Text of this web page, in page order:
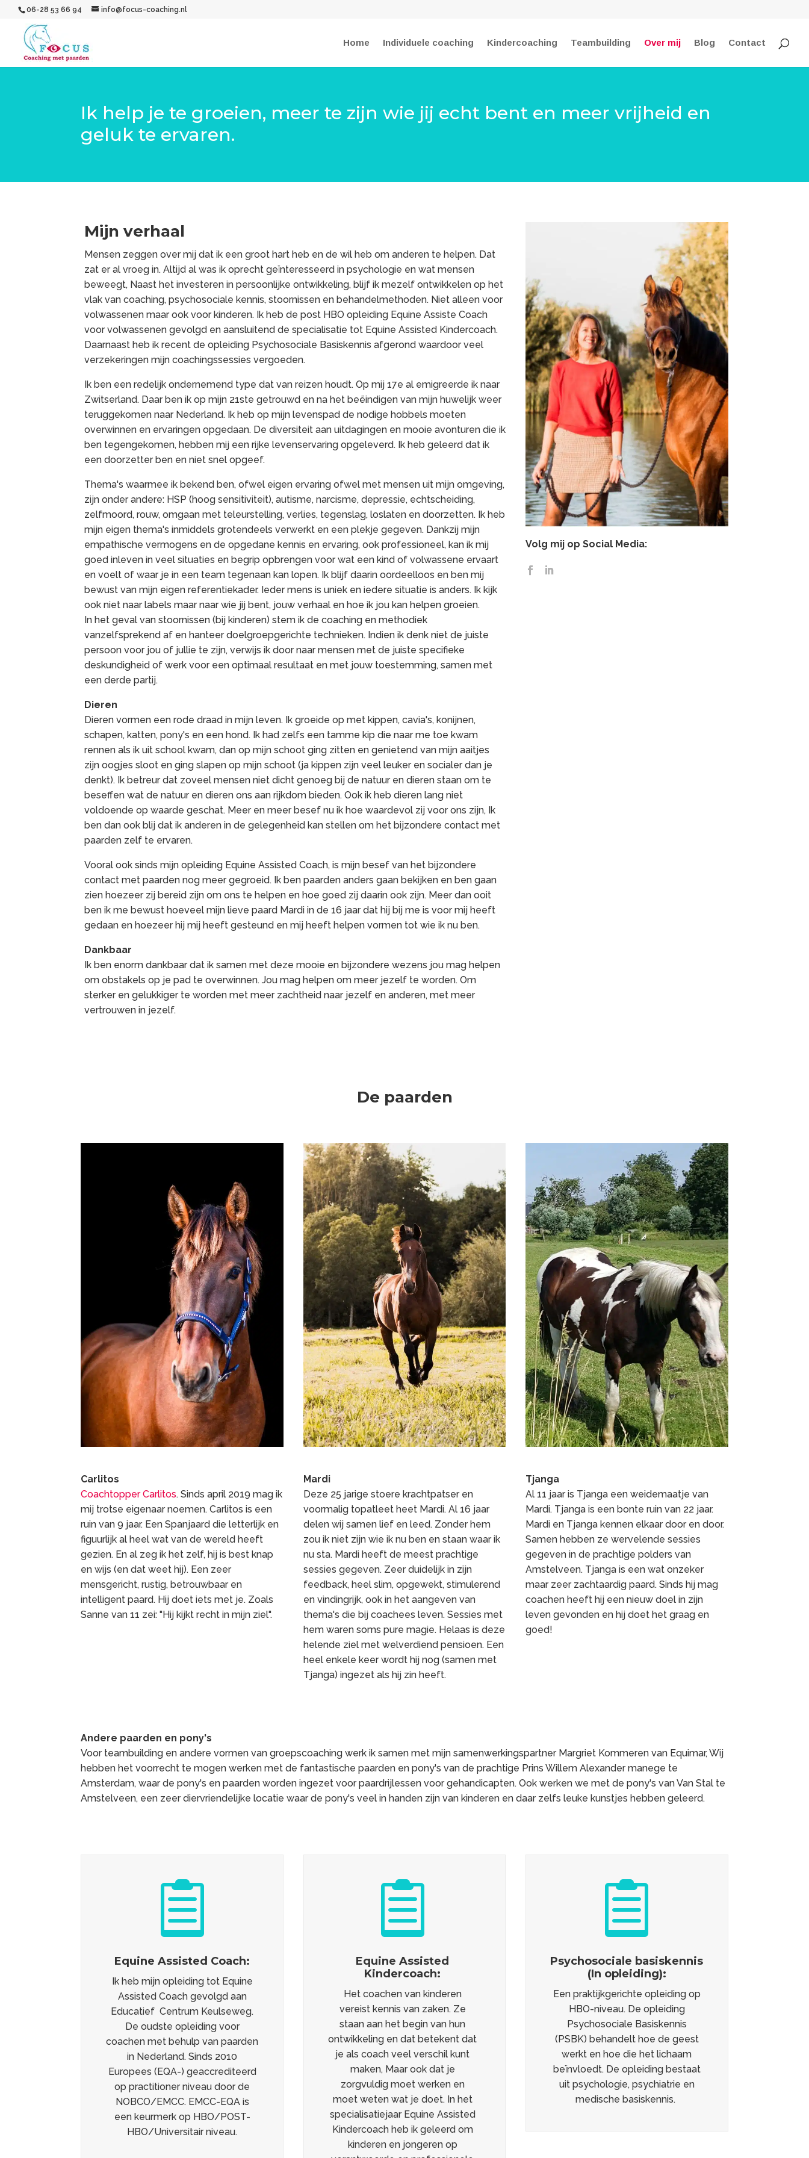
06-28 53 66 94 info@focus-coaching.nl
Home Individuele coaching Kindercoaching Teambuilding Over mij Blog Contact
Ik help je te groeien, meer te zijn wie jij echt bent en meer vrijheid en
geluk te ervaren.
Mijn verhaal
Mensen zeggen over mij dat ik een groot hart heb en de wil heb om anderen te helpen. Dat
zat er al vroeg in.Altijd al was ik oprecht geïnteresseerd in psychologie en wat mensen
beweegt, Naast het investeren in persoonlijke ontwikkeling, blijf ik mezelf ontwikkelen op het
vlak van coaching, psychosociale kennis, stoornissen en behandelmethoden. Niet alleen voor
volwassenen maar ook voor kinderen. Ik heb de post HBO opleiding Equine Assiste Coach
voor volwassenen gevolgd en aansluitend de specialisatie tot Equine Assisted Kindercoach.
Daarnaast heb ik recent de opleiding Psychosociale Basiskennis afgerond waardoor veel
verzekeringen mijn coachingssessies vergoeden.
Ik ben een redelijk ondernemend type dat van reizen houdt. Op mij 17e al emigreerde ik naar
Zwitserland. Daar ben ik op mijn 21ste getrouwd en na het beëindigen van mijn huwelijk weer
teruggekomen naar Nederland. Ik heb op mijn levenspad de nodige hobbels moeten
overwinnen en ervaringen opgedaan. De diversiteit aan uitdagingen en mooie avonturen die ik
ben tegengekomen, hebben mij een rijke levenservaring opgeleverd. Ik heb geleerd dat ik
een doorzetter ben en niet snel opgeef.
Thema's waarmee ik bekend ben, ofwel eigen ervaring ofwel met mensen uit mijn omgeving,
zijn onder andere: HSP (hoog sensitiviteit), autisme, narcisme, depressie, echtscheiding,
zelfmoord, rouw, omgaan met teleurstelling, verlies, tegenslag, loslaten en doorzetten. Ik heb
mijn eigen thema's inmiddels grotendeels verwerkt en een plekje gegeven. Dankzij mijn
empathische vermogens en de opgedane kennis en ervaring, ook professioneel, kan ik mij
goed inleven in veel situaties en begrip opbrengen voor wat een kind of volwassene ervaart
en voelt of waar je in een team tegenaan kan lopen. Ik blijf daarin oordeelloos en ben mij
bewust van mijn eigen referentiekader. Ieder mens is uniek en iedere situatie is anders. Ik kijk
ook niet naar labels maar naar wie jij bent, jouw verhaal en hoe ik jou kan helpen groeien.
In het geval van stoornissen (bij kinderen) stem ik de coaching en methodiek
vanzelfsprekend af en hanteer doelgroepgerichte technieken. Indien ik denk niet de juiste
persoon voor jou of jullie te zijn, verwijs ik door naar mensen met de juiste specifieke
deskundigheid of werk voor een optimaal resultaat en met jouw toestemming, samen met
een derde partij.
Dieren
Dieren vormen een rode draad in mijn leven. Ik groeide op met kippen, cavia's, konijnen,
schapen, katten, pony's en een hond. Ik had zelfs een tamme kip die naar me toe kwam
rennen als ik uit school kwam, dan op mijn schoot ging zitten en genietend van mijn aaitjes
zijn oogjes sloot en ging slapen op mijn schoot (ja kippen zijn veel leuker en socialer dan je
denkt). Ik betreur dat zoveel mensen niet dicht genoeg bij de natuur en dieren staan om te
beseffen wat de natuur en dieren ons aan rijkdom bieden. Ook ik heb dieren lang niet
voldoende op waarde geschat. Meer en meer besef nu ik hoe waardevol zij voor ons zijn, Ik
ben dan ook blij dat ik anderen in de gelegenheid kan stellen om het bijzondere contact met
paarden zelf te ervaren.
Vooral ook sinds mijn opleiding Equine Assisted Coach, is mijn besef van het bijzondere
contact met paarden nog meer gegroeid. Ik ben paarden anders gaan bekijken en ben gaan
zien hoezeer zij bereid zijn om ons te helpen en hoe goed zij daarin ook zijn. Meer dan ooit
ben ik me bewust hoeveel mijn lieve paard Mardi in de 16 jaar dat hij bij me is voor mij heeft
gedaan en hoezeer hij mij heeft gesteund en mij heeft helpen vormen tot wie ik nu ben.
Dankbaar
Ik ben enorm dankbaar dat ik samen met deze mooie en bijzondere wezens jou mag helpen
om obstakels op je pad te overwinnen. Jou mag helpen om meer jezelf te worden. Om
sterker en gelukkiger te worden met meer zachtheid naar jezelf en anderen, met meer
vertrouwen in jezelf.
Volg mij op Social Media:
De paarden
Carlitos
Coachtopper Carlitos. Sinds april 2019 mag ik
mij trotse eigenaar noemen. Carlitos is een
ruin van 9 jaar. Een Spanjaard die letterlijk en
figuurlijk al heel wat van de wereld heeft
gezien. En al zeg ik het zelf, hij is best knap
en wijs (en dat weet hij). Een zeer
mensgericht, rustig, betrouwbaar en
intelligent paard. Hij doet iets met je. Zoals
Sanne van 11 zei: "Hij kijkt recht in mijn ziel".
Mardi
Deze 25 jarige stoere krachtpatser en
voormalig topatleet heet Mardi. Al 16 jaar
delen wij samen lief en leed. Zonder hem
zou ik niet zijn wie ik nu ben en staan waar ik
nu sta. Mardi heeft de meest prachtige
sessies gegeven. Zeer duidelijk in zijn
feedback, heel slim, opgewekt, stimulerend
en vindingrijk, ook in het aangeven van
thema's die bij coachees leven. Sessies met
hem waren soms pure magie. Helaas is deze
helende ziel met welverdiend pensioen. Een
heel enkele keer wordt hij nog (samen met
Tjanga) ingezet als hij zin heeft.
Tjanga
Al 11 jaar is Tjanga een weidemaatje van
Mardi. Tjanga is een bonte ruin van 22 jaar.
Mardi en Tjanga kennen elkaar door en door.
Samen hebben ze wervelende sessies
gegeven in de prachtige polders van
Amstelveen. Tjanga is een wat onzeker
maar zeer zachtaardig paard. Sinds hij mag
coachen heeft hij een nieuw doel in zijn
leven gevonden en hij doet het graag en
goed!
Andere paarden en pony's
Voor teambuilding en andere vormen van groepscoaching werk ik samen met mijn samenwerkingspartner Margriet Kommeren van Equimar, Wij
hebben het voorrecht te mogen werken met de fantastische paarden en pony's van de prachtige Prins Willem Alexander manege te
Amsterdam, waar de pony's en paarden worden ingezet voor paardrijlessen voor gehandicapten. Ook werken we met de pony's van Van Stal te
Amstelveen, een zeer diervriendelijke locatie waar de pony's veel in handen zijn van kinderen en daar zelfs leuke kunstjes hebben geleerd.

Equine Assisted Coach:
Ik heb mijn opleiding tot Equine
Assisted Coach gevolgd aan
Educatief Centrum Keulseweg.
De oudste opleiding voor
coachen met behulp van paarden
in Nederland. Sinds 2010
Europees (EQA-) geaccrediteerd
op practitioner niveau door de
NOBCO/EMCC. EMCC-EQA is
een keurmerk op HBO/POST-
HBO/Universitair niveau.

Equine Assisted
Kindercoach:
Het coachen van kinderen
vereist kennis van zaken. Ze
staan aan het begin van hun
ontwikkeling en dat betekent dat
je als coach veel verschil kunt
maken, Maar ook dat je
zorgvuldig moet werken en
moet weten wat je doet. In het
specialisatiejaar Equine Assisted
Kindercoach heb ik geleerd om
kinderen en jongeren op

Psychosociale basiskennis
(In opleiding):
Een praktijkgerichte opleiding op
HBO-niveau. De opleiding
Psychosociale Basiskennis
(PSBK) behandelt hoe de geest
werkt en hoe die het lichaam
beïnvloedt. De opleiding bestaat
uit psychologie, psychiatrie en
medische basiskennis.